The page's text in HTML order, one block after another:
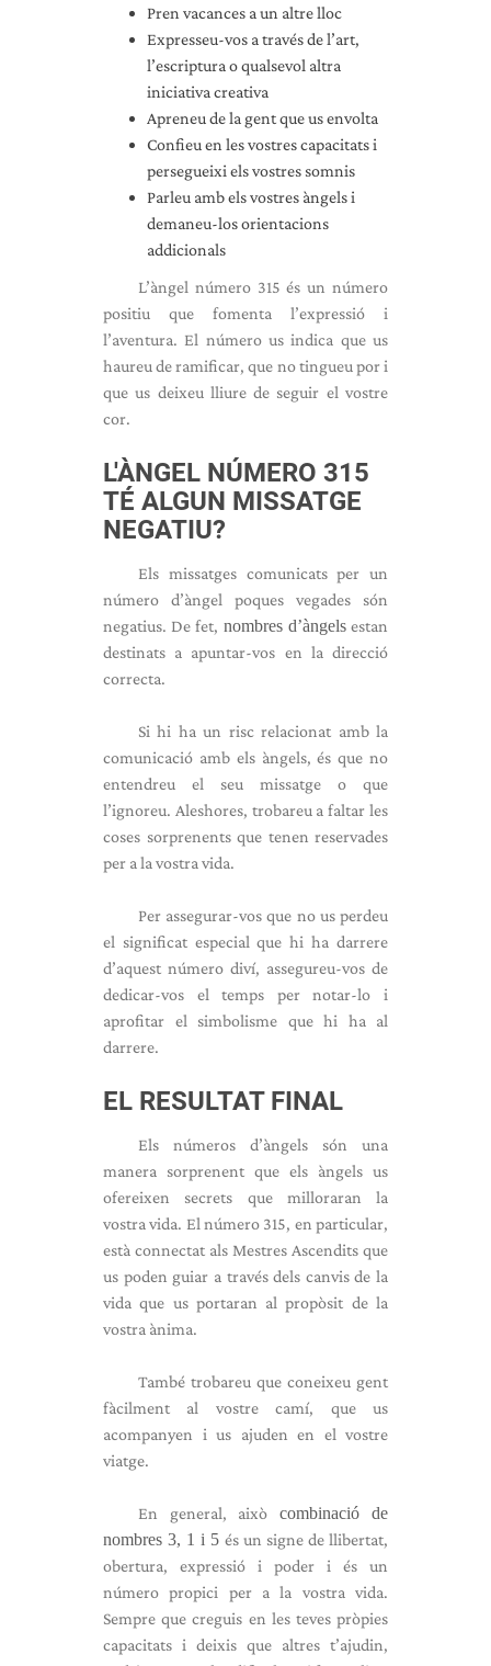
Pren vacances a un altre lloc
Expresseu-vos a través de l’art,
l’escriptura o qualsevol altra
iniciativa creativa
Apreneu de la gent que us envolta
Confieu en les vostres capacitats i
persegueixi els vostres somnis
Parleu amb els vostres àngels i
demaneu-los orientacions
addicionals
L’àngel número 315 és un número
positiu que fomenta l’expressió i
l’aventura. El número us indica que us
haureu de ramificar, que no tingueu por i
que us deixeu lliure de seguir el vostre
cor.
L'ÀNGEL NÚMERO 315
TÉ ALGUN MISSATGE
NEGATIU?
Els missatges comunicats per un
número d’àngel poques vegades són
negatius. De fet, nombres d’àngelsestan
destinats a apuntar-vos en la direcció
correcta.
Si hi ha un risc relacionat amb la
comunicació amb els àngels, és que no
entendreu el seu missatge o que
l’ignoreu. Aleshores, trobareu a faltar les
coses sorprenents que tenen reservades
per a la vostra vida.
Per assegurar-vos que no us perdeu
el significat especial que hi ha darrere
d’aquest número diví, assegureu-vos de
dedicar-vos el temps per notar-lo i
aprofitar el simbolisme que hi ha al
darrere.
EL RESULTAT FINAL
Els números d’àngels són una
manera sorprenent que els àngels us
ofereixen secrets que milloraran la
vostra vida. El número 315, en particular,
està connectat als Mestres Ascendits que
us poden guiar a través dels canvis de la
vida que us portaran al propòsit de la
vostra ànima.
També trobareu que coneixeu gent
fàcilment al vostre camí, que us
acompanyen i us ajuden en el vostre
viatge.
En general, això combinació de
nombres 3, 1 i 5 és un signe de llibertat,
obertura, expressió i poder i és un
número propici per a la vostra vida.
Sempre que creguis en les teves pròpies
capacitats i deixis que altres t’ajudin,